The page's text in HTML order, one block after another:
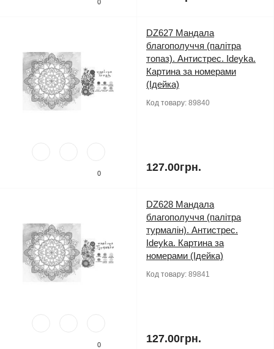
0
0
DZ627 Мандала
благополуччя (палітра
топаз). Антистрес. Ideyka.
Картина за номерами
(Ідейка)
Код товару: 89840
127.00грн.
0
DZ628 Мандала
благополуччя (палітра
турмалін). Антистрес.
Ideyka. Картина за
номерами (Ідейка)
Код товару: 89841
127.00грн.